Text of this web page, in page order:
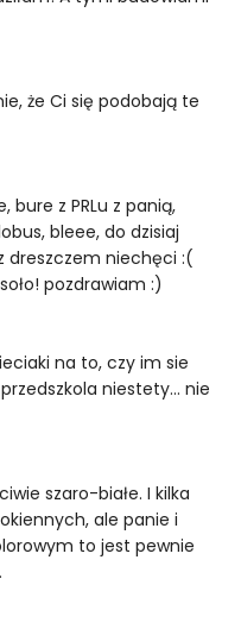
że Ci się podobają te
bure z PRLu z panią,
bleee, do dzisiaj
dreszczem niechęci :(
pozdrawiam :)
na to, czy im sie
niestety… nie
szaro-białe. I kilka
ale panie i
to jest pewnie